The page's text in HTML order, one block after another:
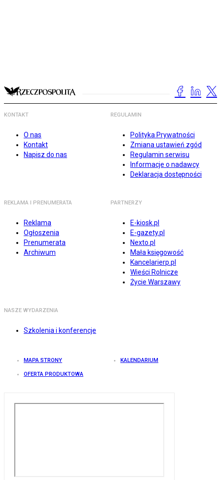
KONTAKT
O nas
Kontakt
Napisz do nas
REGULAMIN
Polityka Prywatności
Zmiana ustawień zgód
Regulamin serwisu
Informacje o nadawcy
Deklaracja dostępności
REKLAMA I PRENUMERATA
Reklama
Ogłoszenia
Prenumerata
Archiwum
PARTNERZY
E-kiosk.pl
E-gazety.pl
Nexto.pl
Mała księgowość
Kancelarierp.pl
Wieści Rolnicze
Życie Warszawy
NASZE WYDARZENIA
Szkolenia i konferencje
MAPA STRONY KALENDARIUM
OFERTA PRODUKTOWA